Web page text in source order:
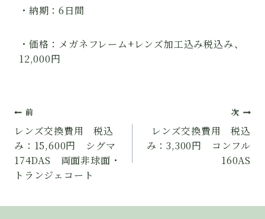
・納期：6日間
・価格：メガネフレーム+レンズ加工込み税込み、
12,000円
投
稿
ナ
ビ
ゲ
前
レンズ交換費用 税込
み：15,600円 シグマ
174DAS 両面非球面・
トランジェコート
次
レンズ交換費用 税込
み：3,300円 コンフル
160AS